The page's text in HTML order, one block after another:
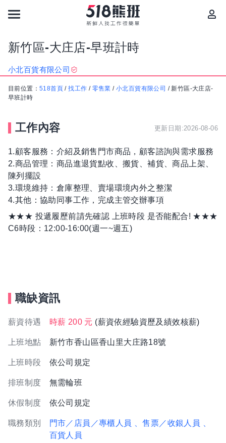
新竹區-大庄店-早班計時
小北百貨有限公司
目前位置： 518首頁 /找工作 / 零售業 /小北百貨有限公司 /新竹區-大庄店-
早班計時
工作內容 更新日期:2026-08-06
1.顧客服務：介紹及銷售門市商品，顧客諮詢與需求服務
2.商品管理：商品進退貨點收、搬貨、補貨、商品上架、
陳列擺設
3.環境維持：倉庫整理、賣場環境內外之整潔
4.其他：協助同事工作，完成主管交辦事項
★★★ 投遞履歷前請先確認 上班時段 是否能配合! ★★★
C6時段：12:00-16:00(週一~週五)
職缺資訊
薪資待遇 時薪 200 元 (薪資依經驗資歷及績效核薪)
上班地點 新竹市香山區香山里大庄路18號
上班時段 依公司規定
排班制度 無需輪班
休假制度 依公司規定
職務類別 門市／店員／專櫃人員 、售票／收銀人員
百貨人員